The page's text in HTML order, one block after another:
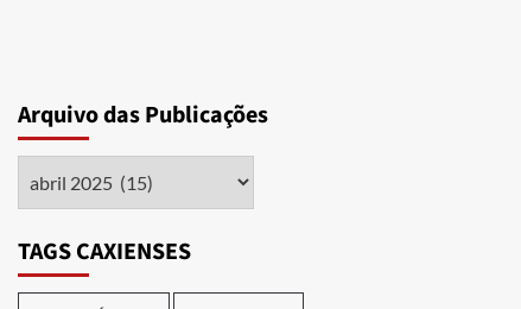
Arquivo das Publicações
TAGS CAXIENSES